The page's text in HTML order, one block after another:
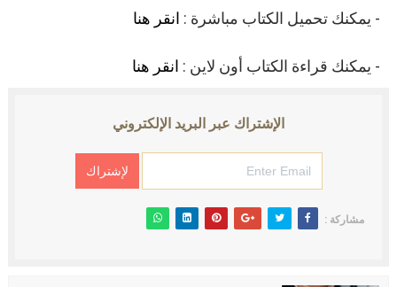
- يمكنك تحميل الكتاب مباشرة : انقر هنا
- يمكنك قراءة الكتاب أون لاين : انقر هنا
الإشتراك عبر البريد الإلكتروني
مشاركة :